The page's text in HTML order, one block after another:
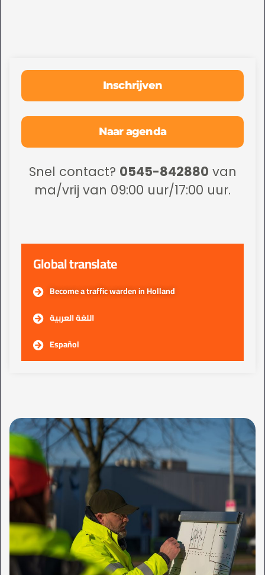
Inschrijven
Naar agenda
Snel contact? 0545-842880 van
ma/vrij van 09:00 uur/17:00 uur.
Global translate
Become a traffic warden in Holland
اللغة العربية
Español